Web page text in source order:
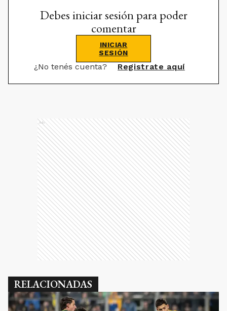
Debes iniciar sesión para poder
comentar
INICIAR
SESIÓN
¿No tenés cuenta? Registrate aquí
Ads
RELACIONADAS